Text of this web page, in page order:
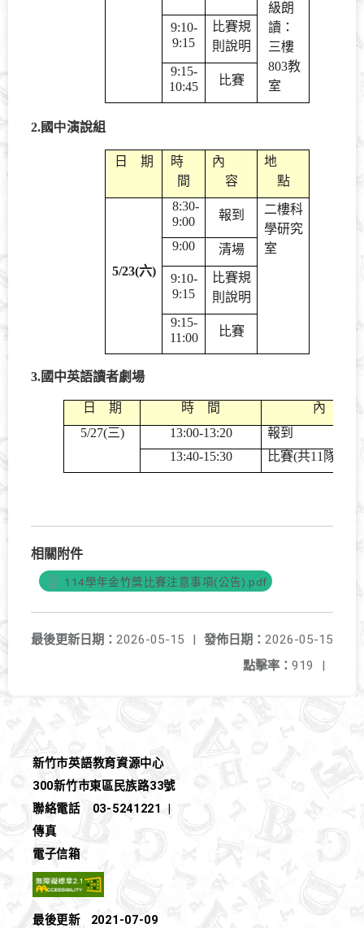
級朗
讀：
三樓
803教
室
9:10-
9:15
比賽規
則說明
9:15-
10:45
比賽
2.國中演說組
日 期
時
間
內
容
地
點
5/23(六)
8:30-
9:00
報到
二樓科
學研究
室
9:00 清場
9:10-
9:15
比賽規
則說明
9:15-
11:00
比賽
3.國中英語讀者劇場
日 期 時 間
內 容
5/27(三) 13:00-13:20
報到
13:40-15:30
比賽(共11 隊
相關附件
114學年金竹獎比賽注意事項(公告).pdf
發佈日期： 2026-05-15
最後更新日期： 2026-05-15
|
點擊率： 919 |
新竹市英語教育資源中心
300新竹市東區民族路33號
聯絡電話
03-5241221
傳真
電子信箱
最後更新 2021-07-09